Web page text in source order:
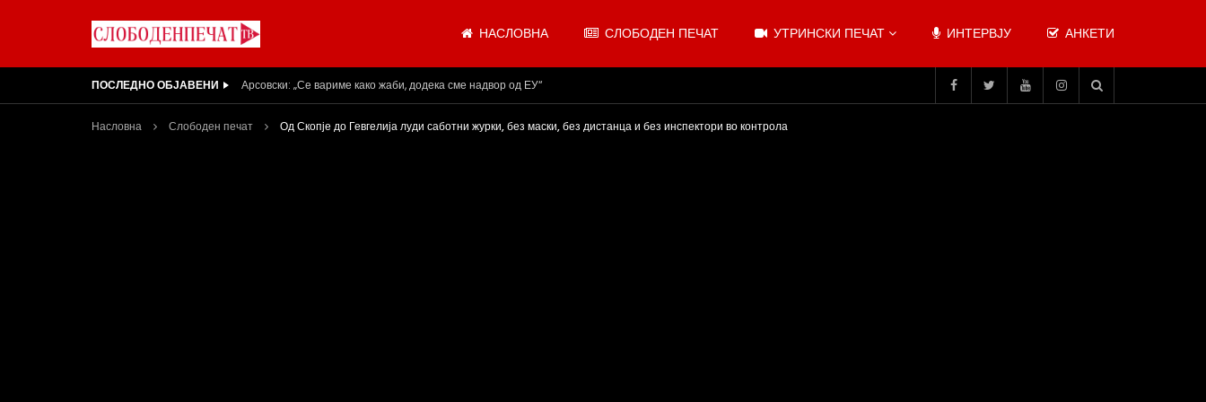
НАСЛОВНА СЛОБОДЕН ПЕЧАТ УТРИНСКИ ПЕЧАТ ИНТЕРВЈУ АНКЕТИ
ПОСЛЕДНО ОБЈАВЕНИ Вести на „Слободен Печат“ 05.08.2026
Насловна Слободен печат Од Скопје до Гевгелија луди саботни журки, без маски, без дистанца и без инспектори во контрола